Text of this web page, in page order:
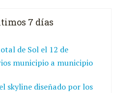
7 días
de Sol el 12 de
municipio a municipio
skyline diseñado por los